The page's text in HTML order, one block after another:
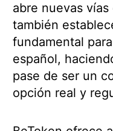
abre nuevas
también
fundamental
español,
pase de ser un
opción real y